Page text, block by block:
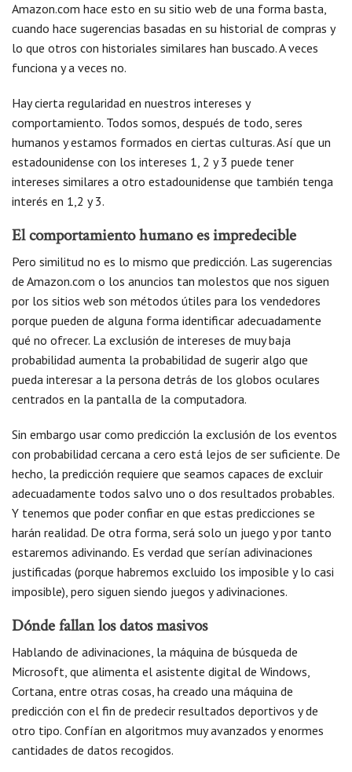
Amazon.com hace esto en su sitio web de una forma basta,
cuando hace sugerencias basadas en su historial de compras y
lo que otros con historiales similares han buscado. A veces
funciona y a veces no.
Hay cierta regularidad en nuestros intereses y
comportamiento. Todos somos, después de todo, seres
humanos y estamos formados en ciertas culturas. Así que un
estadounidense con los intereses 1, 2 y 3 puede tener
intereses similares a otro estadounidense que también tenga
interés en 1,2 y 3.
El comportamiento humano es impredecible
Pero similitud no es lo mismo que predicción. Las sugerencias
de Amazon.com o los anuncios tan molestos que nos siguen
por los sitios web son métodos útiles para los vendedores
porque pueden de alguna forma identificar adecuadamente
qué no ofrecer. La exclusión de intereses de muy baja
probabilidad aumenta la probabilidad de sugerir algo que
pueda interesar a la persona detrás de los globos oculares
centrados en la pantalla de la computadora.
Sin embargo usar como predicción la exclusión de los eventos
con probabilidad cercana a cero está lejos de ser suficiente. De
hecho, la predicción requiere que seamos capaces de excluir
adecuadamente todos salvo uno o dos resultados probables.
Y tenemos que poder confiar en que estas predicciones se
harán realidad. De otra forma, será solo un juego y por tanto
estaremos adivinando. Es verdad que serían adivinaciones
justificadas (porque habremos excluido los imposible y lo casi
imposible), pero siguen siendo juegos y adivinaciones.
Dónde fallan los datos masivos
Hablando de adivinaciones, la máquina de búsqueda de
Microsoft, que alimenta el asistente digital de Windows,
Cortana, entre otras cosas, ha creado una máquina de
predicción con el fin de predecir resultados deportivos y de
otro tipo. Confían en algoritmos muy avanzados y enormes
cantidades de datos recogidos.